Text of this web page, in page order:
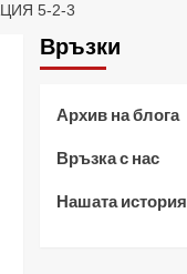
5-2-3
Връзки
Архив на блога
Връзка с нас
Нашата история